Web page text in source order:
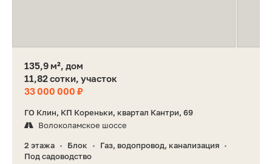
135,9 м², дом
11,82 сотки, участок
33 000 000 ₽
ГО Клин, КП Кореньки, квартал Кантри, 69
Волоколамское шоссе
2 этажа • Блок • Газ, водопровод, канализация •
Под садоводство